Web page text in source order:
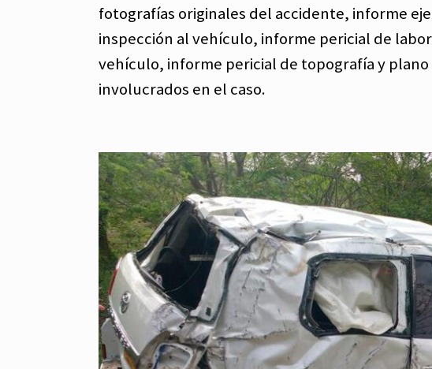
fotografías originales del accidente, informe
inspección al vehículo, informe pericial de
vehículo, informe pericial de topografía y
involucrados en el caso.